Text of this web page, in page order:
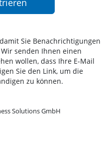
Sie Benachrichtigungen
senden Ihnen einen
wollen, dass Ihre E-Mail
Sie den Link, um die
zu können.
Solutions GmbH